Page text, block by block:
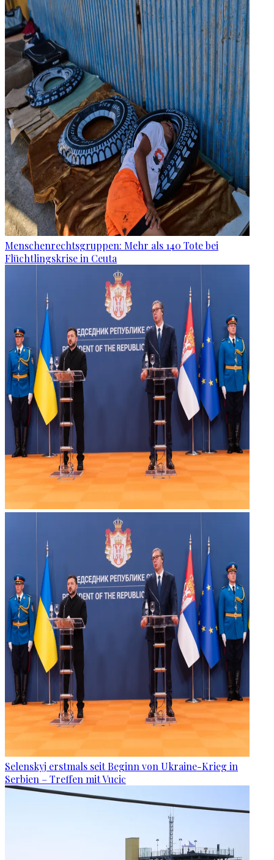
Menschenrechtsgruppen: Mehr als 140 Tote bei
Flüchtlingskrise in Ceuta
Selenskyj erstmals seit Beginn von Ukraine-Krieg in
Serbien – Treffen mit Vucic